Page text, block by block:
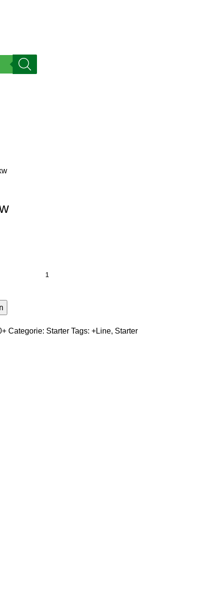
Categorie: Starter Tags: +Line, Starter